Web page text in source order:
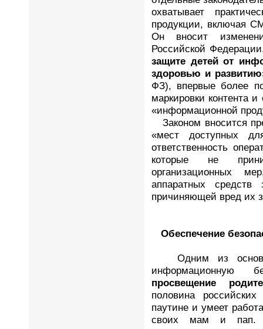
охватывает
продукции, включая
Он вносит
Российской
защите детей от
здоровью и
ФЗ), впервые более
маркировки контента
«информационной
Законом вносится
«мест доступных
ответственность
которые не
организационных
аппаратных
причиняющей вред их
Обеспечение
Одним из
информационную
просвещение
половина
паутине и умеет
своих мам и пап.